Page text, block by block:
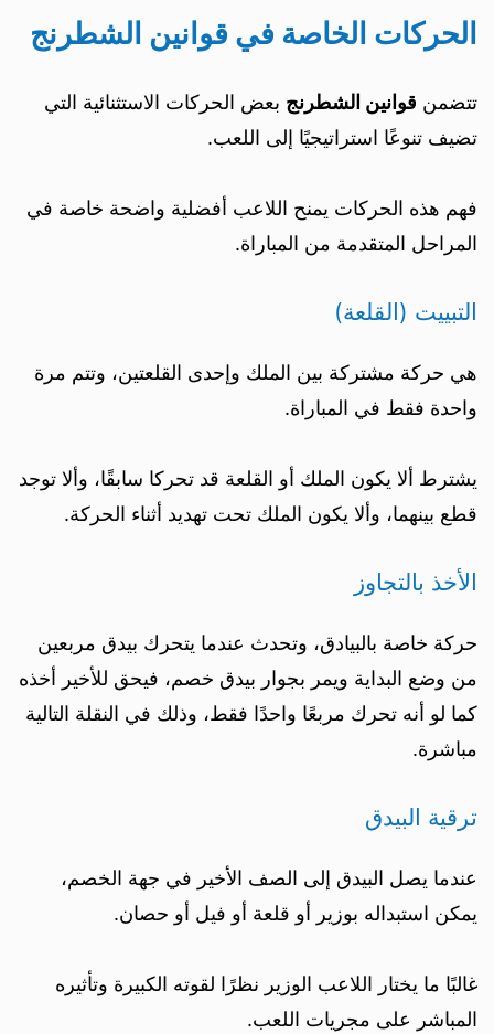
الحركات الخاصة في قوانين الشطرنج
تتضمن قوانين الشطرنج بعض الحركات الاستثنائية التي
تضيف تنوعًا استراتيجيًا إلى اللعب.
فهم هذه الحركات يمنح اللاعب أفضلية واضحة خاصة في
المراحل المتقدمة من المباراة.
التبييت (القلعة)
هي حركة مشتركة بين الملك وإحدى القلعتين، وتتم مرة
واحدة فقط في المباراة.
يشترط ألا يكون الملك أو القلعة قد تحركا سابقًا، وألا توجد
قطع بينهما، وألا يكون الملك تحت تهديد أثناء الحركة.
الأخذ بالتجاوز
حركة خاصة بالبيادق، وتحدث عندما يتحرك بيدق مربعين
من وضع البداية ويمر بجوار بيدق خصم، فيحق للأخير أخذه
كما لو أنه تحرك مربعًا واحدًا فقط، وذلك في النقلة التالية
مباشرة.
ترقية البيدق
عندما يصل البيدق إلى الصف الأخير في جهة الخصم،
يمكن استبداله بوزير أو قلعة أو فيل أو حصان.
غالبًا ما يختار اللاعب الوزير نظرًا لقوته الكبيرة وتأثيره
المباشر على مجريات اللعب.